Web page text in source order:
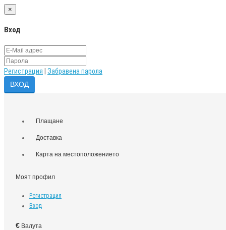
×
Вход
Регистрация Забравена парола
Плащане
Доставка
Карта на местоположението
Моят профил
Регистрация
Вход
€ Валута